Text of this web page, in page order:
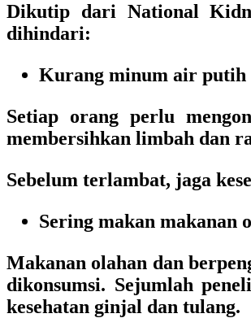
Dikutip dari National
dihindari:
Kurang minum air putih
Setiap orang perlu
membersihkan limbah dan
Sebelum terlambat, jaga
Sering makan makanan
Makanan olahan dan
dikonsumsi. Sejumlah
kesehatan ginjal dan tulang.